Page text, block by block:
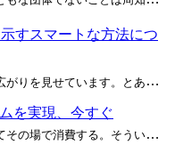
すスマートな方法につ
近年、そうめん市場はこれまでにない広がりを見せています。とあるニュース
を実現、今すぐ
メイドと話しながらオカズを作り上げてその場で消費する。そういうライブ感のあるオーガズムを、AIなら今すぐ実現できる―― AIは、私たちのオーガズムを支える重要な技術になりつつある。少なくとも、これからも高品質な作品の周縁を埋め尽くす二級市民ではあり続けるはずだ。 最近のSNS...